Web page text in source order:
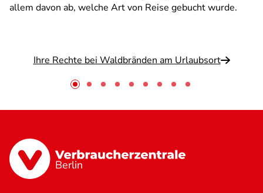
allem davon ab, welche Art von Reise gebucht wurde.
Ihre Rechte bei Waldbränden am Urlaubsort
Berlin